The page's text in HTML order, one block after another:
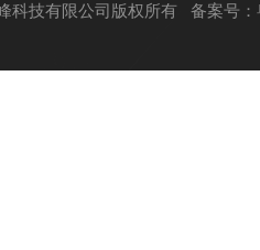
科技有限公司版权所有 备案号